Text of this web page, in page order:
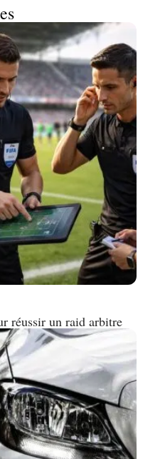
réussir un raid arbitre